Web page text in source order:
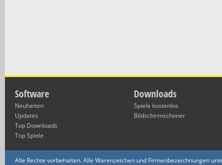
Software
Neuheiten
Updates
Top Downloads
Top Spiele
Downloads
Spiele kostenlos
Bildschirmschoner
Alle Rechte vorbehalten. Alle Warenzeichen und Firmenbezeichnungen